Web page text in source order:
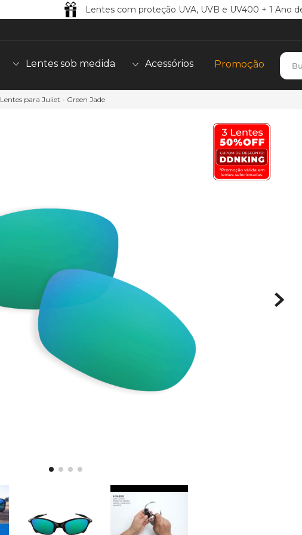
Lentes com proteção UVA, UVB e UV400 + 1 Ano
Lentes sob medida Acessórios Promoção
Lentes para Juliet - Green Jade
9
gascan